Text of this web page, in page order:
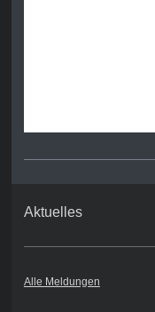
Aktuelles
Alle Meldungen